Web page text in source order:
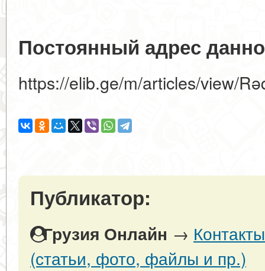
Постоянный адрес
https://elib.ge/m/articles/view/
Публикатор:
Грузия Онлайн →
(статьи, фото, файлы и пр.)